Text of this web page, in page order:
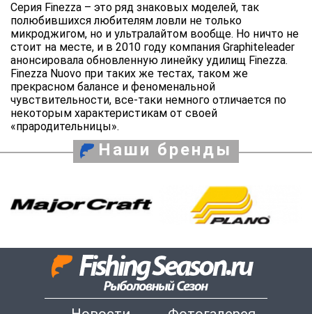
Серия Finezza – это ряд знаковых моделей, так
полюбившихся любителям ловли не только
микроджигом, но и ультралайтом вообще. Но ничто не
стоит на месте, и в 2010 году компания Graphiteleader
анонсировала обновленную линейку удилищ Finezza.
Finezza Nuovo при таких же тестах, таком же
прекрасном балансе и феноменальной
чувствительности, все-таки немного отличается по
некоторым характеристикам от своей
«прародительницы».
Наши бренды